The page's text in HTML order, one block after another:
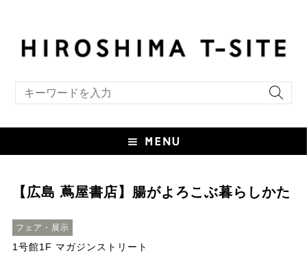
【広島 蔦屋書店】腸がよろこぶ暮らしかた
フェア・展示
1号館1F マガジンストリート